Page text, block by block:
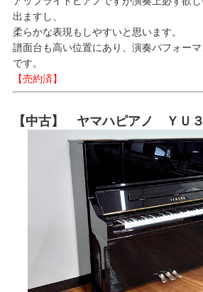
出ますし、
柔らかな表現もしやすいと思います。
譜面台も高い位置にあり、演奏パフォー
です。
【売約済】
【中古】 ヤマハピアノ ＹＵ